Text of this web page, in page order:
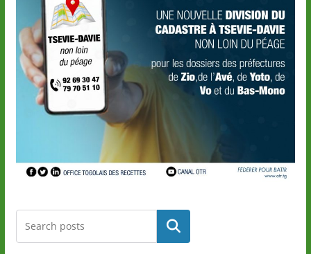
Rechercher